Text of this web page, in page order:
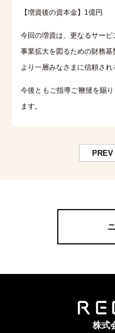
【増資後の資本金】1億円
今回の増資は、更なるサービ
事業拡大を図るための財務基
より一層みなさまに信頼され
今後ともご指導ご鞭撻を賜
ます。
PREV
株式